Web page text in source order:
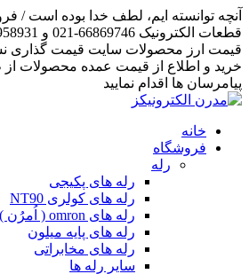
آنچه توانسته ایم، لطف خدا بوده است /
قیمت ارز محصولات سایت قیمت گذاری
خرید و اطلاع از قیمت عمده محصولات از
پیامرسان ها اقدام نمایید
خانه
فروشگاه
رله
رله های پکیجی
رله های کولری NT90
رله های omron ( اُمرُن )
رله های پایه میلون
رله های مخابراتی
سایر رله ها